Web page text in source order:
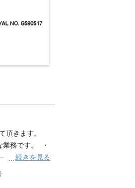
頂きます。
業務です。 ・
～7名） ＊
援 ・上記に
体制：日勤2
続きを見る